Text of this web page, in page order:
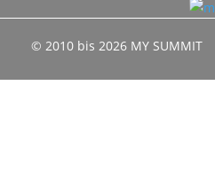
© 2010 bis 2026 MY SUMMIT